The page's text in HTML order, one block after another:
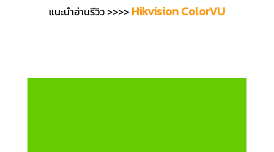
แนะนำอ่านรีวิว >>>> Hikvision ColorVU